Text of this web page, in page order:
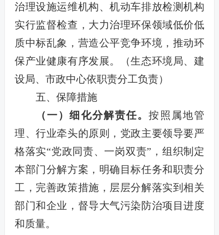
治理设施运维机构、机动车排放检测机构
实行监督检查，大力治理环保领域低价低
质中标乱象，营造公平竞争环境，推动环
保产业健康有序发展。（生态环境局、建
设局、市政中心依职责分工负责）
五、保障措施
（ 一 ）细化分解责任。按照属地管
理、行业牵头的原则，党政主要领导要严
格落实“党政同责、一岗双责”，组织制定
本部门分解方案，明确目标任务和职责分
工，完善政策措施，层层分解落实到相关
部门和企业，督导大气污染防治项目进度
和质量。